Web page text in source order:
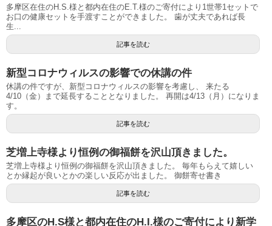
多摩区在住のH.S.様と都内在住のE.T.様のご寄付により1世帯1セットで
お口の健康セットを手渡すことができました。 歯が丈夫であれば長
生...
記事を読む
新型コロナウィルスの影響での休講の件
休講の件ですが、新型コロナウィルスの影響を考慮し、 来たる
4/10（金）まで延長することとなりました。 再開は4/13（月）になりま
す。
記事を読む
芝増上寺様より恒例の御福餅を沢山頂きました。
芝増上寺様より恒例の御福餅を沢山頂きました。 毎年もらえて嬉しい
とか縁起が良いとかの楽しい反応が出ました。 御餅寄せ書き
記事を読む
多摩区のH.S様と都内在住のH.I.様のご寄付により新学